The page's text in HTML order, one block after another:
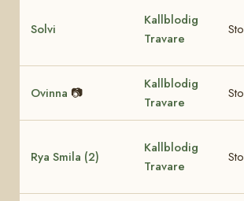
Solvi
Kallblodig
Travare
Sto
Ovinna 📷
Kallblodig
Travare
Sto
Rya Smila (2)
Kallblodig
Travare
Sto